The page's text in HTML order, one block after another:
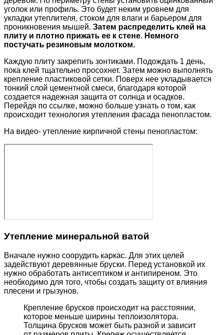
уголок или профиль. Это будет неким уровнем для
укладки утеплителя, стоком для влаги и барьером для
проникновения мышей. Затем распределить клей на
плиту и плотно прижать ее к стене. Немного
постучать резиновым молотком.
Каждую плиту закрепить зонтиками. Подождать 1 день,
пока клей тщательно просохнет. Затем можно выполнять
крепление пластиковой сетки. Поверх нее укладывается
тонкий слой цементной смеси, благодаря которой
создается надежная защита от солнца и осадков.
Перейдя по ссылке, можно больше узнать о том, как
происходит технология утепления фасада пенопластом.
На видео- утепление кирпичной стены пенопластом:
Утепление минеральной ватой
Вначале нужно соорудить каркас. Для этих целей
задействуют деревянные бруски. Перед установкой их
нужно обработать антисептиком и антипиреном. Это
необходимо для того, чтобы создать защиту от влияния
плесени и грызунов.
Крепление брусков происходит на расстоянии,
которое меньше ширины теплоизолятора.
Толщина брусков может быть разной и зависит